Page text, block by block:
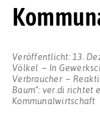
Veröffentlicht: 13.
Völkel
In
Verbraucher
Baum“: ver.di richtet
Kommunalwirtschaft